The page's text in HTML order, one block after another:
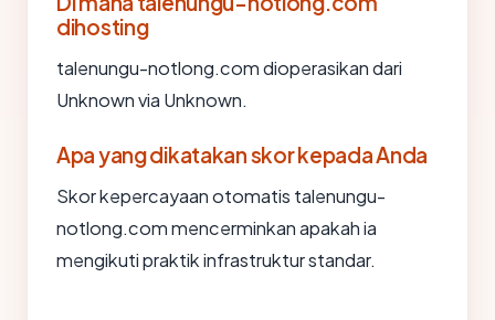
dihosting
talenungu-notlong.com dioperasikan dari
Unknown via Unknown.
Apa yang dikatakan skor kepada Anda
Skor kepercayaan otomatis talenungu-
notlong.com mencerminkan apakah ia
mengikuti praktik infrastruktur standar.